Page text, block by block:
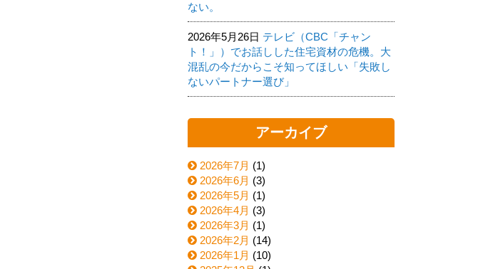
ない。
2026年5月26日 テレビ（CBC「チャン
ト！」）でお話しした住宅資材の危機。大
混乱の今だからこそ知ってほしい「失敗し
ないパートナー選び」
アーカイブ
2026年7月 (1)
2026年6月 (3)
2026年5月 (1)
2026年4月 (3)
2026年3月 (1)
2026年2月 (14)
2026年1月 (10)